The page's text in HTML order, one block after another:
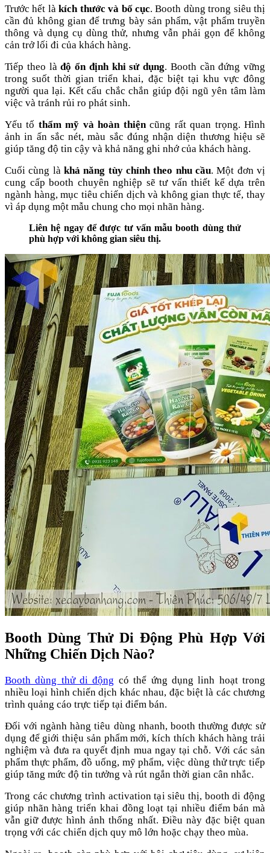
Trước hết làkích thước và bố cục. Booth dùng trong siêu thị
cần đủ không gian để trưng bày sản phẩm, vật phẩm truyền
thông và dụng cụ dùng thử, nhưng vẫn phải gọn để không
cản trở lối đi của khách hàng.
Tiếp theo làđộ ổn định khi sử dụng. Booth cần đứng vững
trong suốt thời gian triển khai, đặc biệt tại khu vực đông
người qua lại. Kết cấu chắc chắn giúp đội ngũ yên tâm làm
việc và tránh rủi ro phát sinh.
Yếu tố thẩm mỹ và hoàn thiệncũng rất quan trọng. Hình
ảnh in ấn sắc nét, màu sắc đúng nhận diện thương hiệu sẽ
giúp tăng độ tin cậy và khả năng ghi nhớ của khách hàng.
Cuối cùng là khả năng tùy chỉnh theo nhu cầu. Một đơn vị
cung cấp booth chuyên nghiệp sẽ tư vấn thiết kế dựa trên
ngành hàng, mục tiêu chiến dịch và không gian thực tế, thay
vì áp dụng một mẫu chung cho mọi nhãn hàng.
Liên hệ ngay để được tư vấn mẫu booth dùng thử
phù hợp với không gian siêu thị.
Booth Dùng Thử Di Động Phù Hợp Với
Những Chiến Dịch Nào?
Booth dùng thử di động có thể ứng dụng linh hoạt trong
nhiều loại hình chiến dịch khác nhau, đặc biệt là các chương
trình quảng cáo trực tiếp tại điểm bán.
Đối với ngành hàng tiêu dùng nhanh, booth thường được sử
dụng để giới thiệu sản phẩm mới, kích thích khách hàng trải
nghiệm và đưa ra quyết định mua ngay tại chỗ. Với các sản
phẩm thực phẩm, đồ uống, mỹ phẩm, việc dùng thử trực tiếp
giúp tăng mức độ tin tưởng và rút ngắn thời gian cân nhắc.
Trong các chương trình activation tại siêu thị, booth di động
giúp nhãn hàng triển khai đồng loạt tại nhiều điểm bán mà
vẫn giữ được hình ảnh thống nhất. Điều này đặc biệt quan
trọng với các chiến dịch quy mô lớn hoặc chạy theo mùa.